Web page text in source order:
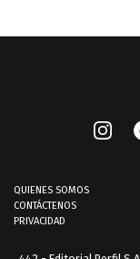
QUIENES SOMOS
CONTÁCTENOS
PRIVACIDAD